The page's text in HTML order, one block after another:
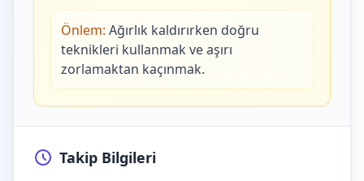
Önlem: Ağırlık kaldırırken doğru
teknikleri kullanmak ve aşırı
zorlamaktan kaçınmak.
Takip Bilgileri